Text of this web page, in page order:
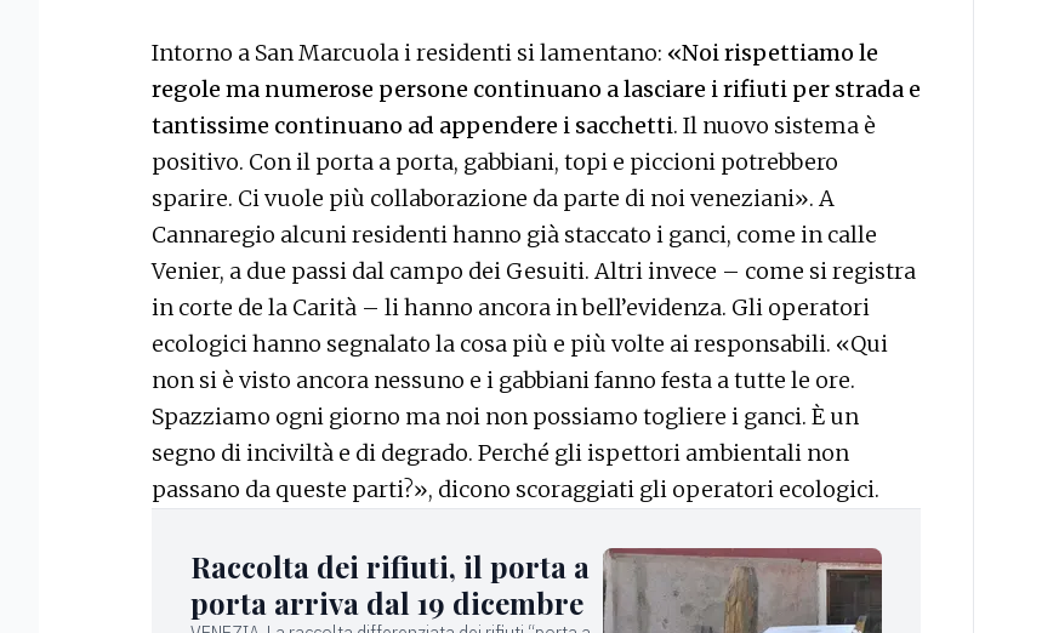
Intorno a San Marcuola i residenti si lamentano: «Noi rispettiamo le
regole ma numerose persone continuano a lasciare i rifiuti per strada e
tantissime continuano ad appendere i sacchetti. Il nuovo sistema è
positivo. Con il porta a porta, gabbiani, topi e piccioni potrebbero
sparire. Ci vuole più collaborazione da parte di noi veneziani». A
Cannaregio alcuni residenti hanno già staccato i ganci, come in calle
Venier, a due passi dal campo dei Gesuiti. Altri invece – come si registra
in corte de la Carità – li hanno ancora in bell’evidenza. Gli operatori
ecologici hanno segnalato la cosa più e più volte ai responsabili. «Qui
non si è visto ancora nessuno e i gabbiani fanno festa a tutte le ore.
Spazziamo ogni giorno ma noi non possiamo togliere i ganci. È un
segno di inciviltà e di degrado. Perché gli ispettori ambientali non
passano da queste parti?», dicono scoraggiati gli operatori ecologici.
Raccolta dei rifiuti, il porta a
porta arriva dal 19 dicembre